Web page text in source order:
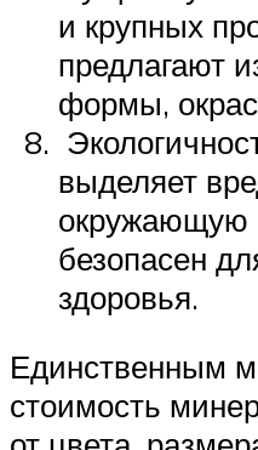
и крупных
предлагают
формы,
выделяет
окружающую
безопасен
здоровья.
Единственным
стоимость